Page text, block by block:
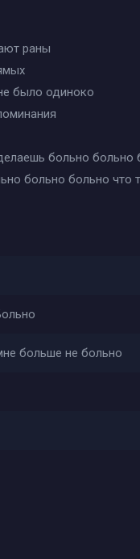
раны
было одиноко
больно больно
больно больно что
больше не больно